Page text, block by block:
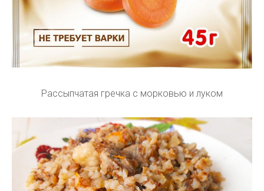
Рассыпчатая гречка с морковью и луком